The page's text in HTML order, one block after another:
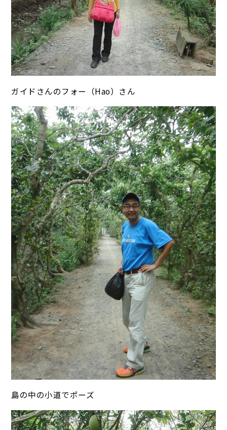
ガイドさんのフォー（Hao）さん
島の中の小道でポーズ